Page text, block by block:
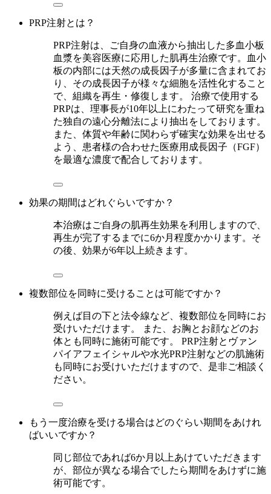
PRP注射とは？
PRP注射は、ご自身の血液から抽出した多血小板
血漿を美容医療に応用した肌再生治療です。血小
板の内部には天然の成長因子が多量に含まれてお
り、その成長因子が様々な細胞を活性化すること
で、組織を再生・修復します。 治療で使用する
PRPは、理事長が10年以上にわたって研究を重ね
た独自の遠心分離法により抽出をしております。
また、体質や年齢に関わらず確実な効果を出せる
よう、患者様の合わせた医療用成長因子（FGF）
を最適な濃度で配合しております。
効果の期間はどれぐらいですか？
本治療はご自身の肌再生効果を利用しますので、
再生が完了するまでに6か月程度かかります。そ
の後、効果が6年以上続きます。
複数部位を同時に受けることは可能ですか？
例えば目の下と法令線など、複数部位を同時にお
受けいただけます。 また、お胸とお顔などのお
体とも同時に施術可能です。 PRP注射とヴァン
パイアフェイシャルや水光PRP注射などの肌施術
も同時にお受けいただけますので、是非ご相談く
ださい。
もう一度治療を受ける場合はどのぐらい期間をあけれ
ばいいですか？
同じ部位であれば6か月以上あけていただきます
が、部位が異なる場合でしたら期間をあけずに施
術可能です。